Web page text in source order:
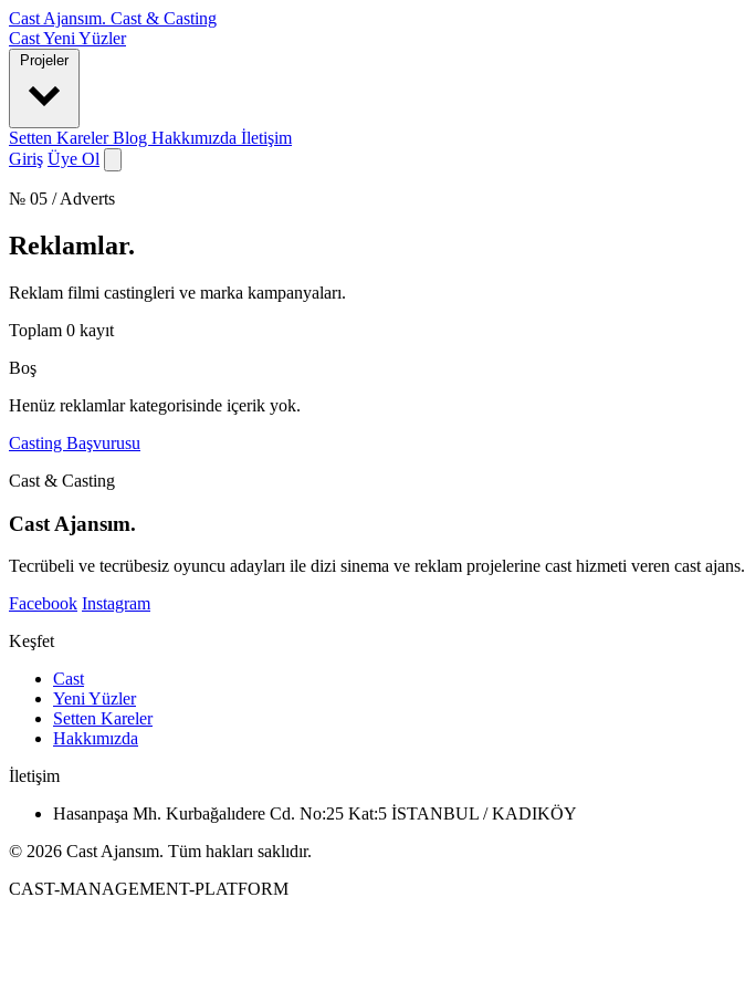
Cast Ajansım. Cast & Casting
CastYeni Yüzler
Projeler
Setten KarelerBlog Hakkımızda İletişim
Giriş Üye Ol
№ 05 / Adverts
Reklamlar.
Reklam filmi castingleri ve marka kampanyaları.
Toplam 0 kayıt
Boş
Henüz reklamlar kategorisinde içerik yok.
Casting Başvurusu
Cast & Casting
Cast Ajansım.
Tecrübeli ve tecrübesiz oyuncu adayları ile dizi sinema ve reklam projelerine cast hizmeti veren cast ajans.
Facebook Instagram
Keşfet
Cast
Yeni Yüzler
Setten Kareler
Hakkımızda
İletişim
Hasanpaşa Mh. Kurbağalıdere Cd. No:25 Kat:5 İSTANBUL / KADIKÖY
© 2026 Cast Ajansım. Tüm hakları saklıdır.
CAST-MANAGEMENT-PLATFORM